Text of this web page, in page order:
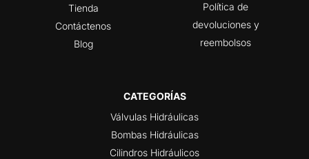
Tienda
Contáctenos
Blog
Política de
devoluciones y
reembolsos
CATEGORÍAS
Válvulas Hidráulicas
Bombas Hidráulicas
Cilindros Hidráulicos